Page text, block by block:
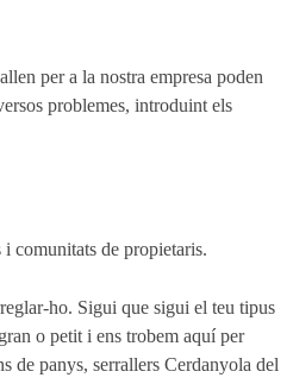
per a la nostra empresa poden
problemes, introduint els
comunitats de propietaris.
ho. Sigui que sigui el teu tipus
o petit i ens trobem aquí per
de panys, serrallers Cerdanyola del